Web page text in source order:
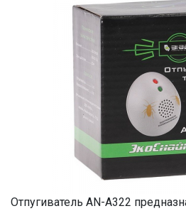
Отпугиватель AN-A322